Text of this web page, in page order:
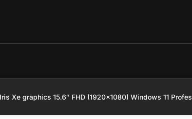
Xe graphics 15.6″ FHD (1920×1080) Windows 11
скорость сайта, чтобы быть привлекательным для людей и